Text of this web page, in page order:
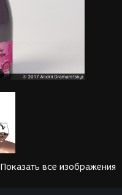
Показать все изображения